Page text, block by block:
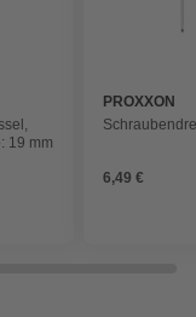
19 mm
PROXXON
6,49 €